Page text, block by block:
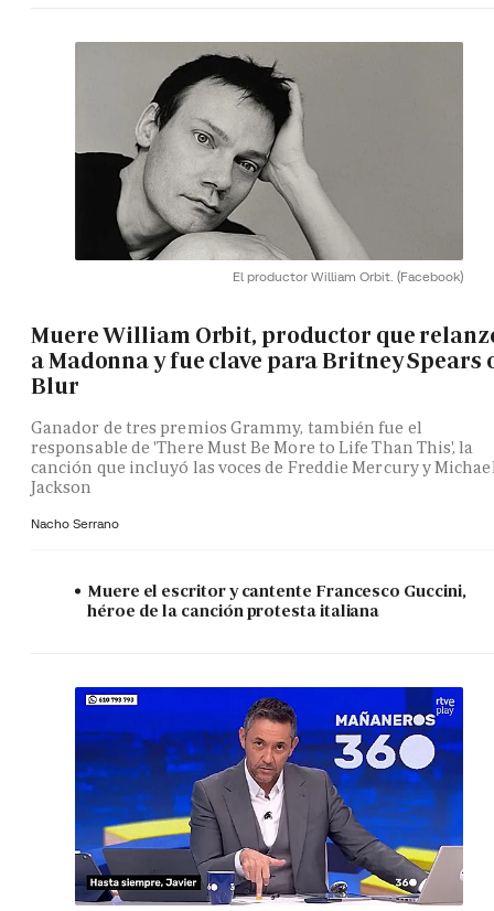
El productor William Orbit. (Facebook)
Muere William Orbit, productor que
a Madonna y fue clave para Britney Spears
Blur
Ganador de tres premios Grammy, también fue el
responsable de 'There Must Be More to Life Than This', la
canción que incluyó las voces de Freddie Mercury y
Jackson
Nacho Serrano
Muere el escritor y cantente Francesco Guccini,
héroe de la canción protesta italiana